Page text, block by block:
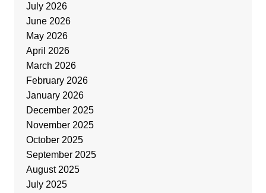
July 2026
June 2026
May 2026
April 2026
March 2026
February 2026
January 2026
December 2025
November 2025
October 2025
September 2025
August 2025
July 2025